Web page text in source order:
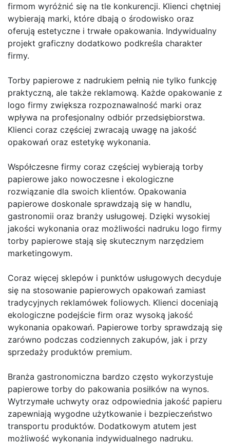
firmom wyróżnić się na tle konkurencji. Klienci chętniej
wybierają marki, które dbają o środowisko oraz
oferują estetyczne i trwałe opakowania. Indywidualny
projekt graficzny dodatkowo podkreśla charakter
firmy.
Torby papierowe z nadrukiem pełnią nie tylko funkcję
praktyczną, ale także reklamową. Każde opakowanie z
logo firmy zwiększa rozpoznawalność marki oraz
wpływa na profesjonalny odbiór przedsiębiorstwa.
Klienci coraz częściej zwracają uwagę na jakość
opakowań oraz estetykę wykonania.
Współczesne firmy coraz częściej wybierają torby
papierowe jako nowoczesne i ekologiczne
rozwiązanie dla swoich klientów. Opakowania
papierowe doskonale sprawdzają się w handlu,
gastronomii oraz branży usługowej. Dzięki wysokiej
jakości wykonania oraz możliwości nadruku logo firmy
torby papierowe stają się skutecznym narzędziem
marketingowym.
Coraz więcej sklepów i punktów usługowych decyduje
się na stosowanie papierowych opakowań zamiast
tradycyjnych reklamówek foliowych. Klienci doceniają
ekologiczne podejście firm oraz wysoką jakość
wykonania opakowań. Papierowe torby sprawdzają się
zarówno podczas codziennych zakupów, jak i przy
sprzedaży produktów premium.
Branża gastronomiczna bardzo często wykorzystuje
papierowe torby do pakowania posiłków na wynos.
Wytrzymałe uchwyty oraz odpowiednia jakość papieru
zapewniają wygodne użytkowanie i bezpieczeństwo
transportu produktów. Dodatkowym atutem jest
możliwość wykonania indywidualnego nadruku.